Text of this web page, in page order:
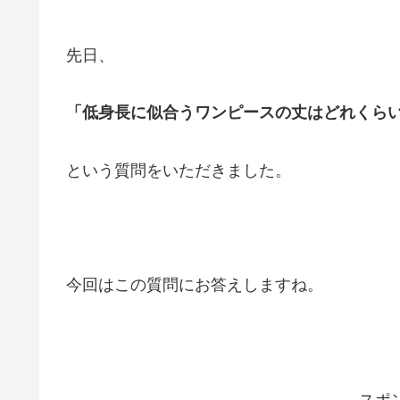
先日、
「低身長に似合うワンピースの丈はどれくら
という質問をいただきました。
今回はこの質問にお答えしますね。